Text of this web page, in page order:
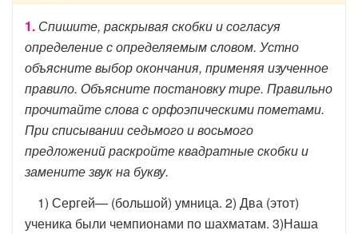
1. Спишите, раскрывая скобки и согласуя
определение с определяемым словом. Устно
объясните выбор окончания, применяя изученное
правило. Объясните постановку тире. Правильно
прочитайте слова с орфоэпическими пометами.
При списывании седьмого и восьмого
предложений раскройте квадратные скобки и
замените звук на букву.
1) Сергей— (большой) умница. 2) Два (этот)
ученика были чемпионами по шахматам. 3)Наша